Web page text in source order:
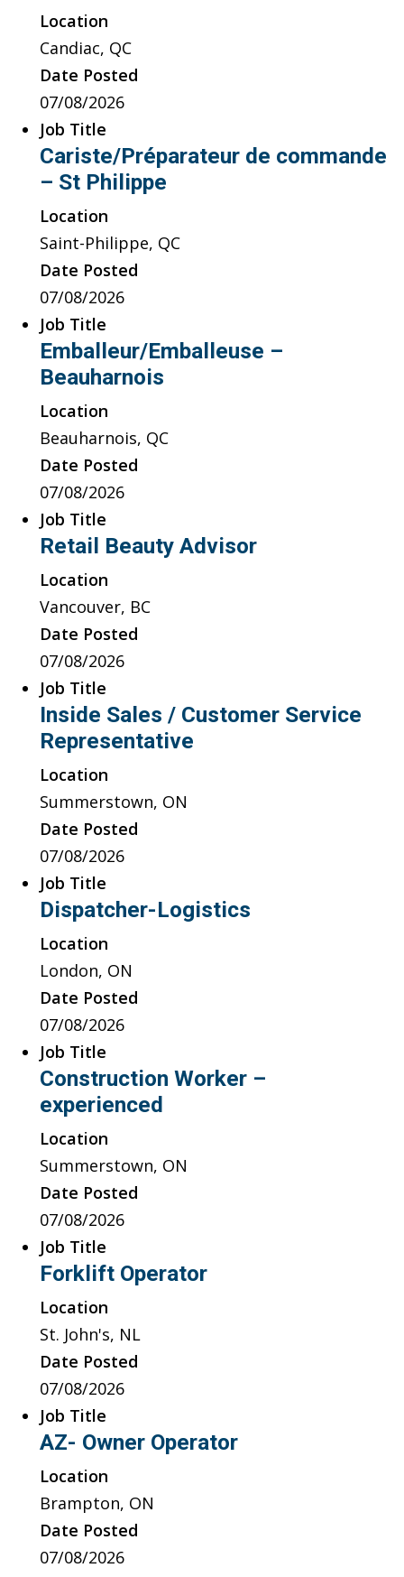
Location
Candiac, QC
Date Posted
07/08/2026
Job Title
Cariste/Préparateur de commande
– St Philippe
Location
Saint-Philippe, QC
Date Posted
07/08/2026
Job Title
Emballeur/Emballeuse –
Beauharnois
Location
Beauharnois, QC
Date Posted
07/08/2026
Job Title
Retail Beauty Advisor
Location
Vancouver, BC
Date Posted
07/08/2026
Job Title
Inside Sales / Customer Service
Representative
Location
Summerstown, ON
Date Posted
07/08/2026
Job Title
Dispatcher-Logistics
Location
London, ON
Date Posted
07/08/2026
Job Title
Construction Worker –
experienced
Location
Summerstown, ON
Date Posted
07/08/2026
Job Title
Forklift Operator
Location
St. John's, NL
Date Posted
07/08/2026
Job Title
AZ- Owner Operator
Location
Brampton, ON
Date Posted
07/08/2026